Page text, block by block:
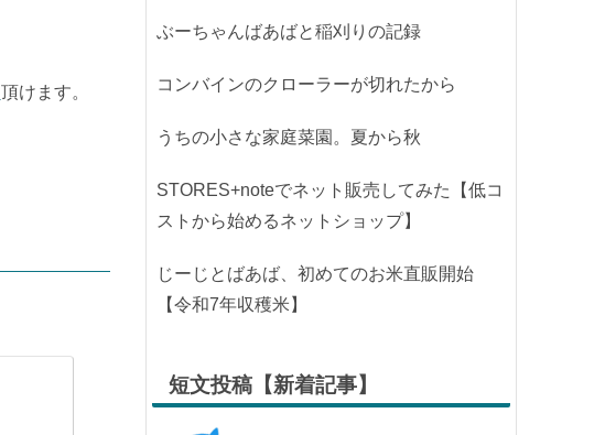
頂けます。
ぶーちゃんばあばと稲刈りの記録
コンバインのクローラーが切れたから
うちの小さな家庭菜園。夏から秋
STORES+noteでネット販売してみた【低コ
ストから始めるネットショップ】
じーじとばあば、初めてのお米直販開始
【令和7年収穫米】
短文投稿【新着記事】